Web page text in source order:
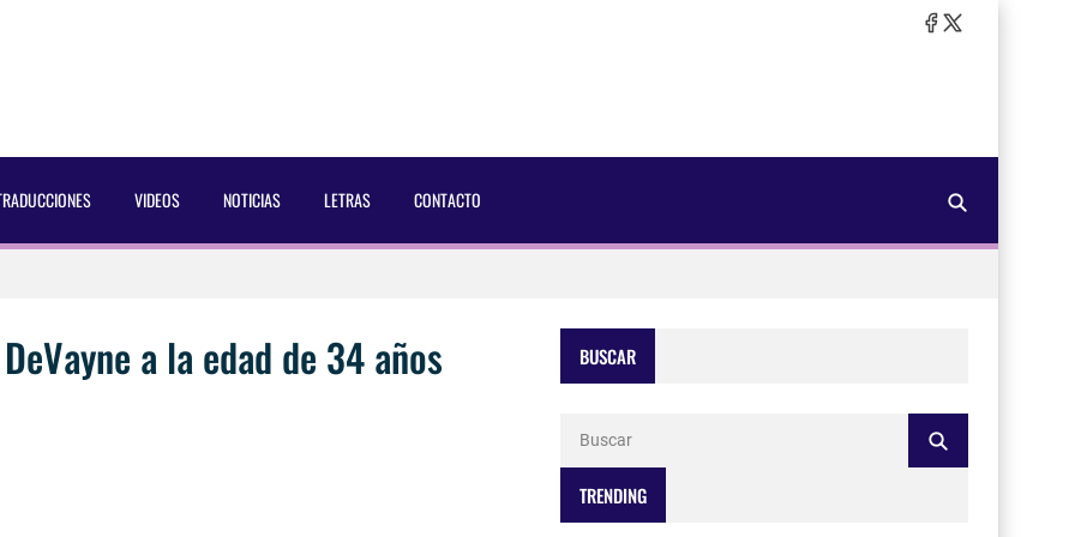
VIDEOS NOTICIAS LETRAS CONTACTO
Magazine [2025]
[2025]
a la edad de 34 años BUSCAR
TRENDING